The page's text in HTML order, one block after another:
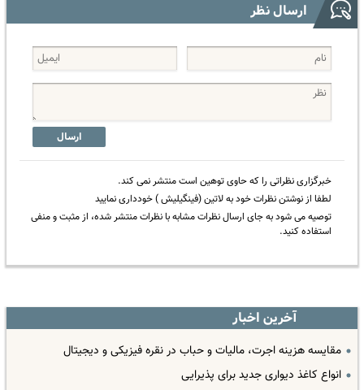
ارسال نظر
ارسال
خبرگزاری نظراتی را که حاوی توهین است منتشر نمی کند.
لطفا از نوشتن نظرات خود به لاتین (فینگیلیش ) خودداری نمایید
توصیه می شود به جای ارسال نظرات مشابه با نظرات منتشر شده، از مثبت و منفی
استفاده کنید.
آخرین اخبار
مقایسه هزینه اجرت، مالیات و حباب در نقره فیزیکی و دیجیتال
انواع کاغذ دیواری جدید برای پذیرایی